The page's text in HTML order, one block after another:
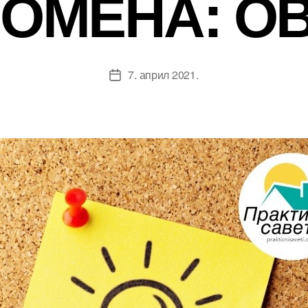
Датум
7. април 2021.